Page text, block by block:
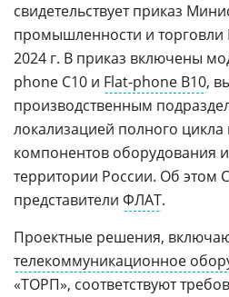
свидетельствует приказ
промышленности и
2024 г. В приказ включены
phone C10 и Flat-phone B10,
производственным
локализацией полного цикла
компонентов оборудования
территории России. Об этом
представители ФЛАТ.
Проектные решения,
телекоммуникационное
«ТОРП», соответствуют